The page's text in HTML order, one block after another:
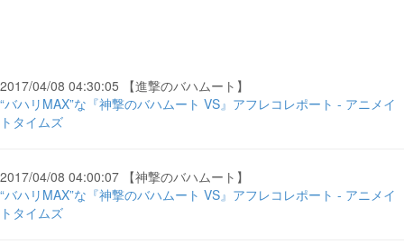
2017/04/08 04:30:05 【進撃のバハムート】
“バハリMAX”な『神撃のバハムート VS』アフレコレポート - アニメイ
トタイムズ
2017/04/08 04:00:07 【神撃のバハムート】
“バハリMAX”な『神撃のバハムート VS』アフレコレポート - アニメイ
トタイムズ